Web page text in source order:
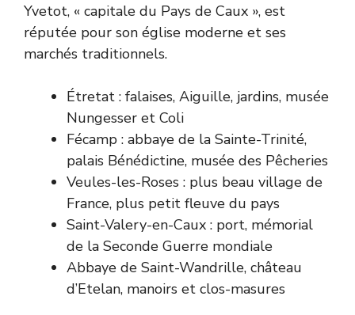
Yvetot, « capitale du Pays de Caux », est
réputée pour son église moderne et ses
marchés traditionnels.
Étretat : falaises, Aiguille, jardins, musée
Nungesser et Coli
Fécamp : abbaye de la Sainte-Trinité,
palais Bénédictine, musée des Pêcheries
Veules-les-Roses : plus beau village de
France, plus petit fleuve du pays
Saint-Valery-en-Caux : port, mémorial
de la Seconde Guerre mondiale
Abbaye de Saint-Wandrille, château
d’Etelan, manoirs et clos-masures